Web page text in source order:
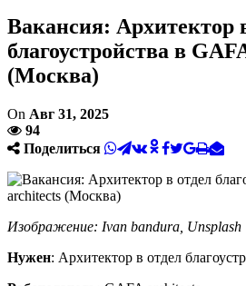
Вакансия: Архитектор
благоустройства в
(Москва)
On Авг 31, 2025
94
Поделиться
Изображение: Ivan bandura, Unsplash
Нужен: Архитектор в отдел